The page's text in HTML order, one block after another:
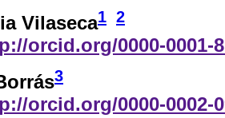
Vilaseca1 2
orcid.org/0000-0001-
3
orcid.org/0000-0002-